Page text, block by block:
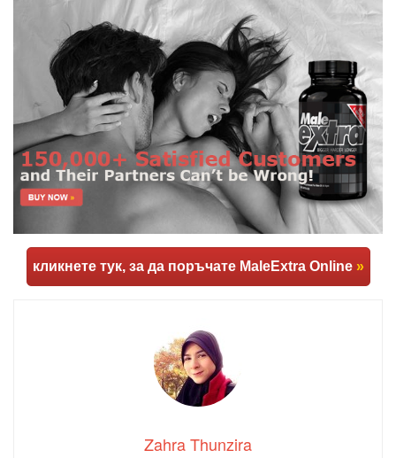
кликнете тук, за да поръчате MaleExtra Online »
Zahra Thunzira